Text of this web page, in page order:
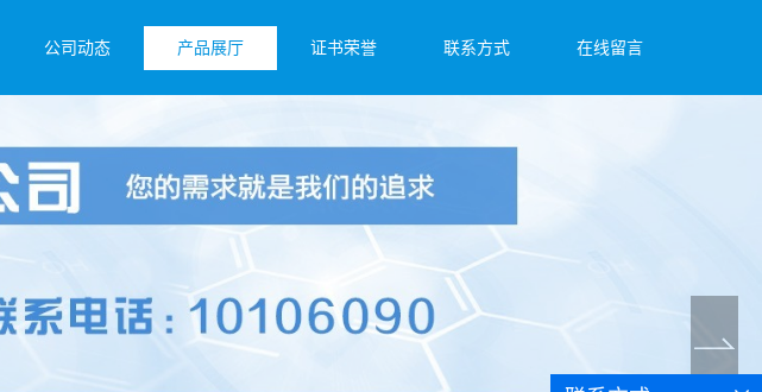
公司动态 产品展厅 证书荣誉 联系方式 在线留言